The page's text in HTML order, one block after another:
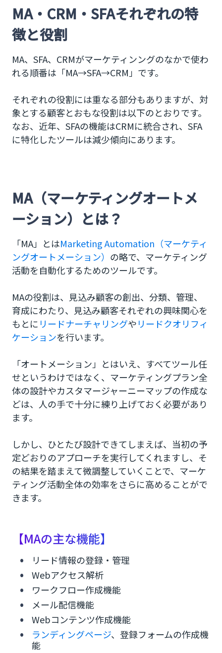
MA・CRM・SFAそれぞれの特徴と役割
MA（マーケティングオートメーション）とは？
SFA（セールスフォースオートメーション）とは？
CRM（カスタマーリレーションシップマネジメン
ト）とは？
【CRMのおもな機能】
見込み顧客へのアプローチ・育成には「MA」ツー
ル
営業の効率化とスキルアップには「SFA」ツール
優良顧客の育成には「CRM」ツール
まとめ
MA・CRM・SFAそれぞれの特
徴と役割
MA、SFA、CRMがマーケティンングのなかで使わ
れる順番は「MA→SFA→CRM」です。
それぞれの役割には重なる部分もありますが、対
象とする顧客とおもな役割は以下のとおりです。
なお、近年、SFAの機能はCRMに統合され、SFA
に特化したツールは減少傾向にあります。
MA（マーケティングオートメ
ーション）とは？
「MA」とはMarketing Automation（マーケティ
ングオートメーション） の略で、マーケティング
活動を自動化するためのツールです。
MAの役割は、見込み顧客の創出、分類、管理、
育成にわたり、見込み顧客それぞれの興味関心を
もとに リードナーチャリングやリードクオリフィ
ケーションを行います。
「オートメーション」とはいえ、すべてツール任
せというわけではなく、マーケティングプラン全
体の設計やカスタマージャーニーマップの作成な
どは、人の手で十分に練り上げておく必要があり
ます。
しかし、ひとたび設計できてしまえば、当初の予
定どおりのアプローチを実行してくれますし、そ
の結果を踏まえて微調整していくことで、マーケ
ティング活動全体の効率をさらに高めることがで
きます。
【MAの主な機能】
リード情報の登録・管理
Webアクセス解析
ワークフロー作成機能
メール配信機能
Webコンテンツ作成機能
ランディングページ、登録フォームの作成機
能